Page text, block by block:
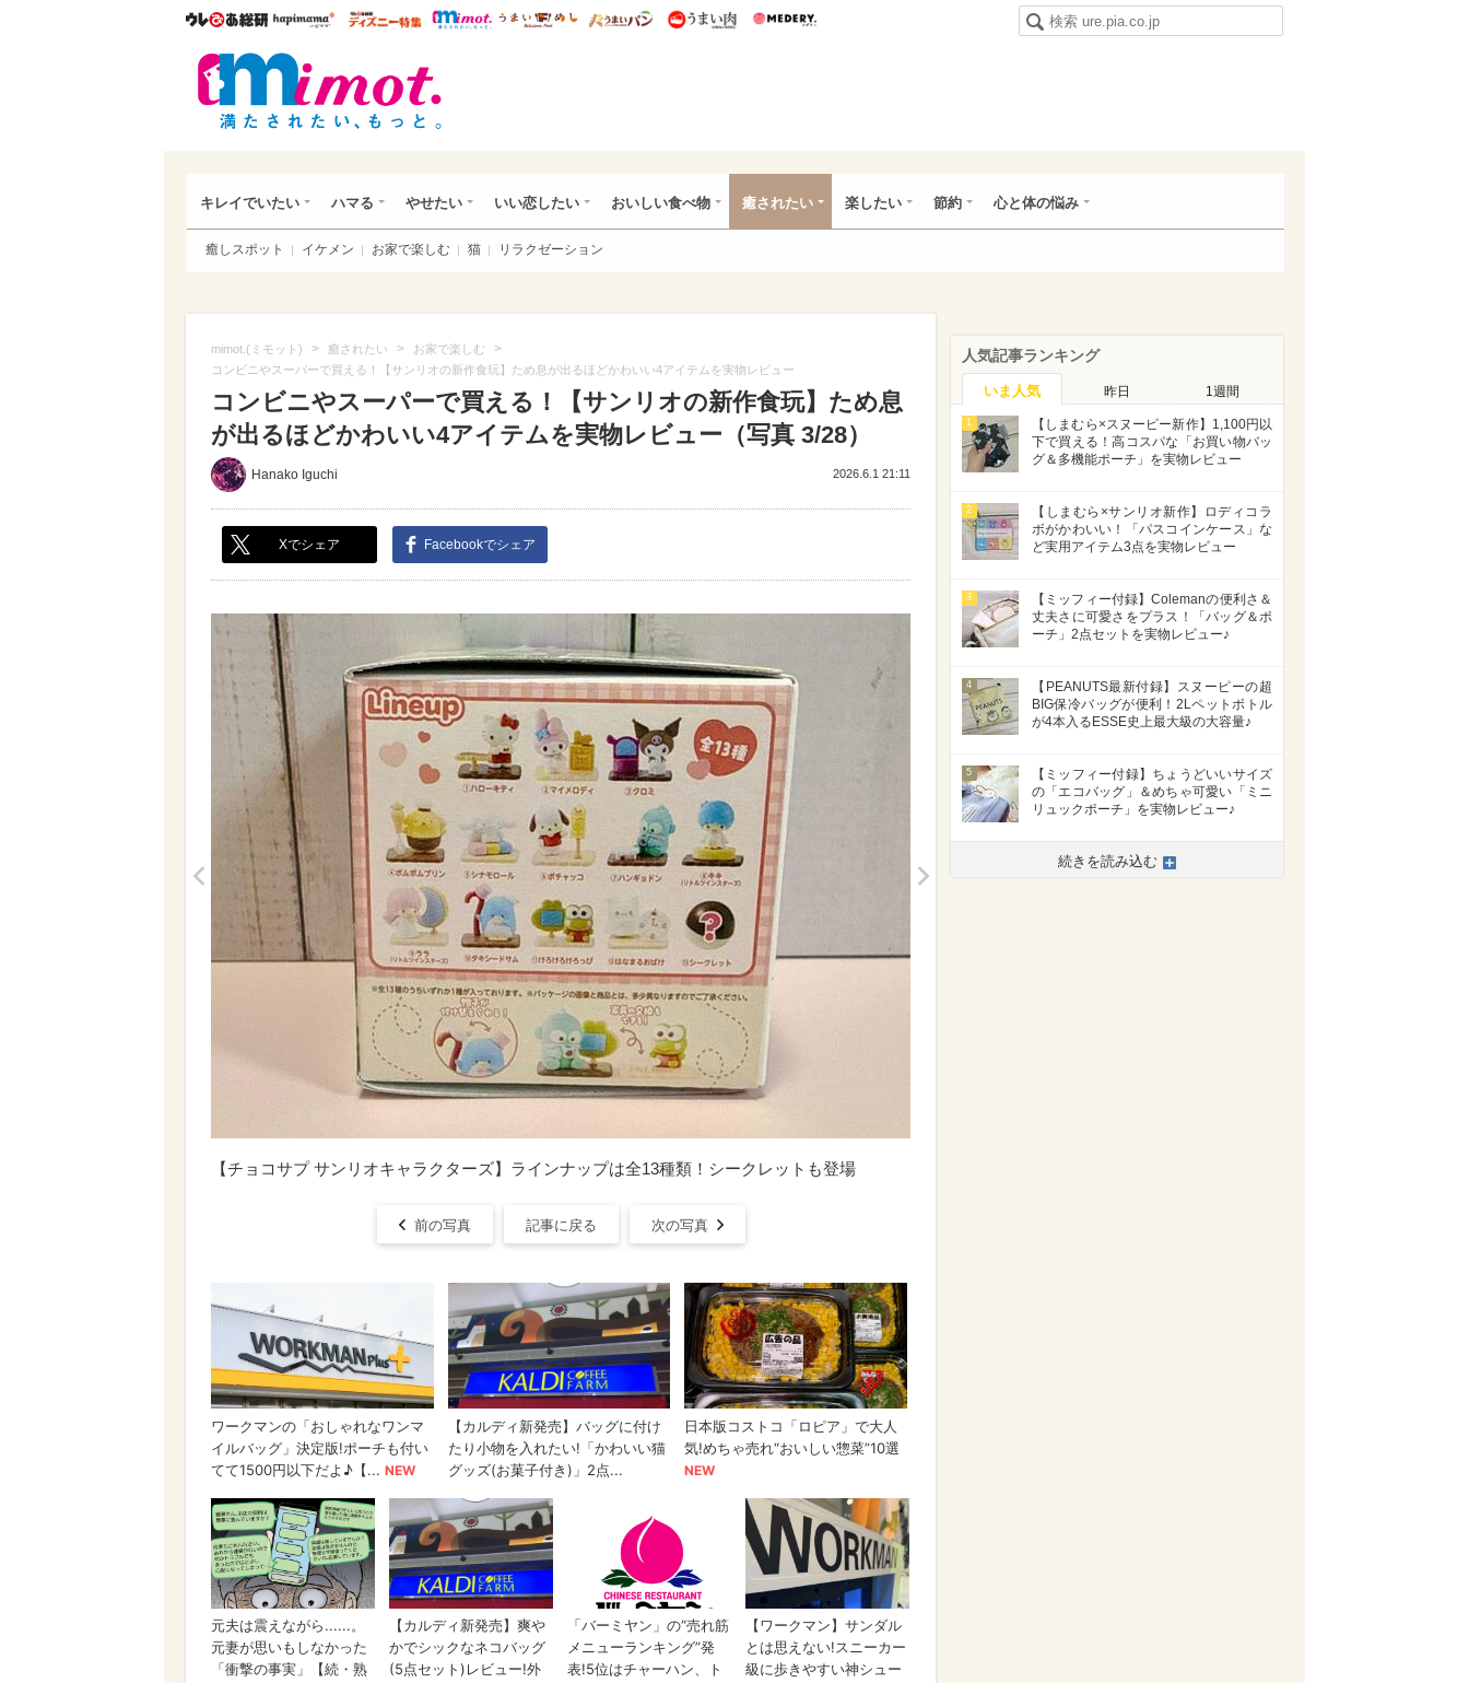
ウレぴあ総研ハピママ* ウレぴあ総研 ディズニー特集
mimot. うまいめし うまいパン うまい肉
キレイでいたい ハマる やせたい いい恋したい おいしい食べ物 癒されたい 楽したい 節約 心と体の悩み
癒しスポット イケメン お家で楽しむ 猫 リラクゼーション
mimot.(ミモット) > 癒されたい > お家で楽しむ >
コンビニやスーパーで買える！【サンリオの新作食玩】ため息が出るほどかわいい4アイテムを実物レビュー
コンビニやスーパーで買える！【サンリオの新作食玩】ため息
が出るほどかわいい4アイテムを実物レビュー（写真 3/28）
Hanako Iguchi 2026.6.1 21:11
Xでシェア Facebookでシェア
【チョコサプ サンリオキャラクターズ】ラインナップは全13種類！シークレットも登場
前の写真 記事に戻る 次の写真
人気記事ランキング
いま人気 昨日 1週間
1
【しまむら×スヌーピー新作】1,100円以
下で買える！高コスパな「お買い物バッ
グ＆多機能ポーチ」を実物レビュー
2
【しまむら×サンリオ新作】ロディコラ
ボがかわいい！「パスコインケース」な
ど実用アイテム3点を実物レビュー
3
【ミッフィー付録】Colemanの便利さ＆
丈夫さに可愛さをプラス！「バッグ＆ポ
ーチ」2点セットを実物レビュー♪
4
【PEANUTS最新付録】スヌーピーの超
BIG保冷バッグが便利！2Lペットボトル
が4本入るESSE史上最大級の大容量♪
5
【ミッフィー付録】ちょうどいいサイズ
の「エコバッグ」＆めちゃ可愛い「ミニ
リュックポーチ」を実物レビュー♪
続きを読み込む